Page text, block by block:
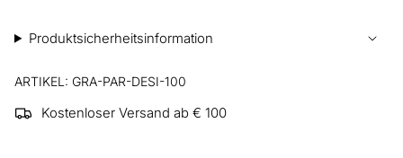
Produktsicherheitsinformation
ARTIKEL: GRA-PAR-DESI-100
Kostenloser Versand ab € 100